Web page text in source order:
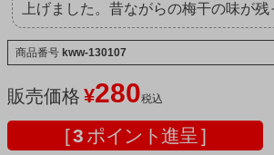
上げました。昔ながらの梅干の味が残
商品番号 kww-130107
販売価格 ¥280税込
[3 ポイント進呈 ]